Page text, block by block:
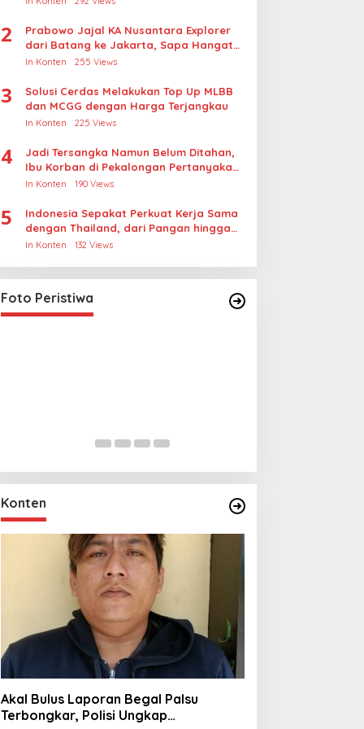
2
Prabowo Jajal KA Nusantara Explorer
dari Batang ke Jakarta, Sapa Hangat
Warga
In Konten 255 Views
3
Solusi Cerdas Melakukan Top Up MLBB
dan MCGG dengan Harga Terjangkau
In Konten 225 Views
4
Jadi Tersangka Namun Belum Ditahan,
Ibu Korban di Pekalongan Pertanyakan
Keseriusan Polisi Tangani Kasus
In Konten 190 Views
5
Indonesia Sepakat Perkuat Kerja Sama
dengan Thailand, dari Pangan hingga
Ekonomi Digital
In Konten 132 Views
Foto Peristiwa
Gabungan dan Penembakan
Senjata Khusus TNI
In Foto Peristiwa |
Konten
Akal Bulus Laporan Begal Palsu
Terbongkar, Polisi Ungkap